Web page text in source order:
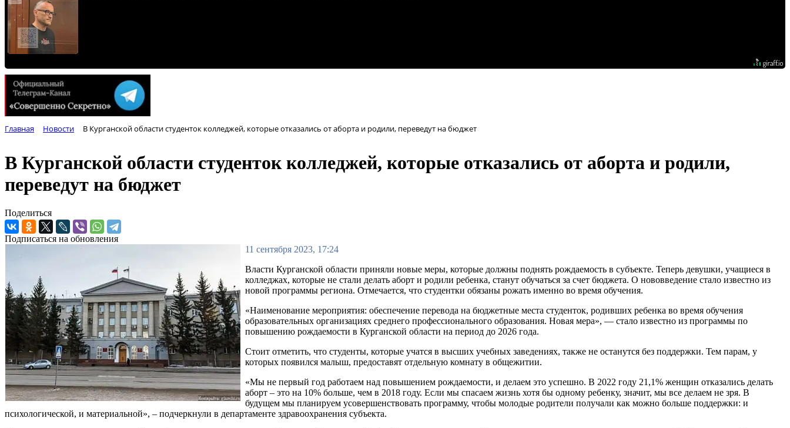
Главная Новости В Курганской области студенток колледжей, которые отказались от аборта и родили, переведут на бюджет
В Курганской области студенток колледжей, которые отказались от аборта и родили,
переведут на бюджет
Поделиться
Подписаться на обновления
11 сентября 2023, 17:24
Власти Курганской области приняли новые меры, которые должны поднять рождаемость в субъекте. Теперь девушки, учащиеся в
колледжах, которые не стали делать аборт и родили ребенка, станут обучаться за счет бюджета. О нововведение стало известно из
новой программы региона. Отмечается, что студентки обязаны рожать именно во время обучения.
«Наименование мероприятия: обеспечение перевода на бюджетные места студенток, родивших ребенка во время обучения
образовательных организациях среднего профессионального образования. Новая мера», — стало известно из программы по
повышению рождаемости в Курганской области на период до 2026 года.
Стоит отметить, что студенты, которые учатся в высших учебных заведениях, также не останутся без поддержки. Тем парам, у
которых появился малыш, предоставят отдельную комнату в общежитии.
«Мы не первый год работаем над повышением рождаемости, и делаем это успешно. В 2022 году 21,1% женщин отказались делать
аборт – это на 10% больше, чем в 2018 году. Если мы спасаем жизнь хотя бы одному ребенку, значит, мы все делаем не зря. В
будущем мы планируем усовершенствовать программу, чтобы молодые родители получали как можно больше поддержки: и
психологической, и материальной», – подчеркнули в департаменте здравоохранения субъекта.